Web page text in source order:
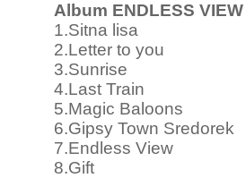
Album ENDLESS VIEW
1.Sitna lisa
2.Letter to you
3.Sunrise
4.Last Train
5.Magic Baloons
6.Gipsy Town Sredorek
7.Endless View
8.Gift